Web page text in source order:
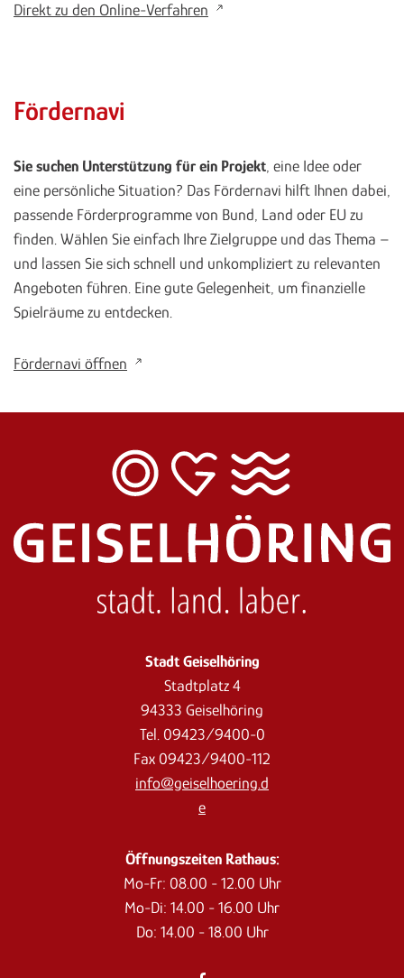
Direkt zu den Online-Verfahren
Fördernavi
Sie suchen Unterstützung für ein Projekt, eine Idee oder
eine persönliche Situation? Das Fördernavi hilft Ihnen dabei,
passende Förderprogramme von Bund, Land oder EU zu
finden. Wählen Sie einfach Ihre Zielgruppe und das Thema –
und lassen Sie sich schnell und unkompliziert zu relevanten
Angeboten führen. Eine gute Gelegenheit, um finanzielle
Spielräume zu entdecken.
Fördernavi öffnen
Stadt Geiselhöring
Stadtplatz 4
94333 Geiselhöring
Tel. 09423/9400-0
Fax 09423/9400-112
info@geiselhoering.d
e
Öffnungszeiten Rathaus:
Mo-Fr: 08.00 - 12.00 Uhr
Mo-Di: 14.00 - 16.00 Uhr
Do: 14.00 - 18.00 Uhr